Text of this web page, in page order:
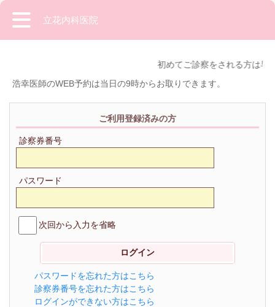
立花内科医院
初めてご診察をされる方は早
浩幸医師のWEB予約は当日の9時からお取りできます。
ご利用登録済みの方
診察券番号
パスワード
次回から入力を省略
パスワードを忘れた方はこちら
診察券番号を忘れた方はこちら
ログインができない方はこちら